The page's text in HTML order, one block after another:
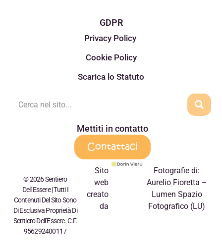
GDPR
Privacy Policy
Cookie Policy
Scarica lo Statuto
Mettiti in contatto
Contattaci
© 2026 Sentiero
Dell’Essere | Tutti I
Contenuti Del Sito Sono
Di Esclusiva Proprietà Di
Sentiero Dell’Essere. C.F.
95629240011 /
Sito
web
creato
da
Fotografie di:
Aurelio Fioretta –
Lumen Spazio
Fotografico (LU)